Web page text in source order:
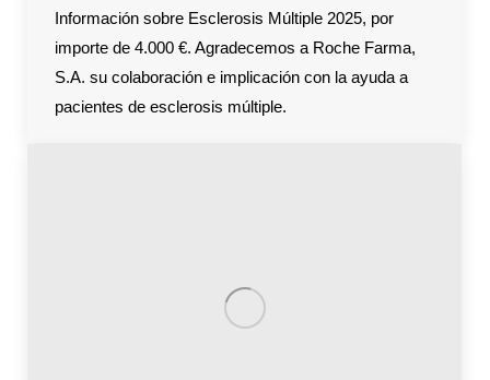
Información sobre Esclerosis Múltiple 2025, por
importe de 4.000 €. Agradecemos a Roche Farma,
S.A. su colaboración e implicación con la ayuda a
pacientes de esclerosis múltiple.